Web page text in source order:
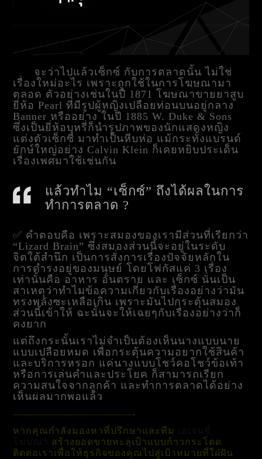
จะว่าไปแล้วเซ็กซ์ กับการตลาดนั้น ไม่ใช่
เรื่องใหม่อะไร เพราะถูกใช้ในการโฆษณามา
ตลอด ตัวอย่างเช่นในปี 1871 โฆษณาขายยาสูบ
ยี่ห้อ Pearl ที่มีรูปผู้หญิงเปลือยท่อนบนอยู่กลาง
Banner หรืออย่าง ในปี 1885 W. Duke & Sons
ซึ่งเป็นยี่ห้อบุหรี่ก็นำรูปภาพของนักแสดงหญิง
แต่งตัวเซ็กซี่ มาทำเป็นหีบห่อ แม้กระทั้งแบรนด์
ยักษ์ใหญ่อย่าง Calvin Klein ก็เคยหยิบประเด็น
เรื่องเพศมาใช้เช่นกัน
แล้วทำไม “เซ็กซ์” ถึงได้ผลในการ
ทำการตลาด ?
✅ คำตอบคือ เพราะสมองของเรามีส่วนที่เรียกว่า
“Lizard Brain” ซึ่งสมองส่วนนี้จะอยู่ในระดับ
จิตใต้สำนึก เป็นการสั่งการเรื่องปัจจัยหลักใน
การดำรงอยู่ของมนุษย์ โดยโฟกัสแค่ 3 เรื่อง
เท่านั้นคือ อาหาร อันตราย และ เซ็กซ์ นั่นเป็น
สาเหตุว่าทำไมข้อความเกี่ยวกับเรื่องอย่างว่ามัน
ทรงพลังซะเหลือเกิน เพราะมันไปกระตุ้นสมอง
ส่วนนี้เข้าให้ ฉะนั้นจะให้เฉยๆกับเรื่องอย่างว่าก็
คงยาก
แต่ถึงกระนั้นเราไม่จำเป็นต้องเห็นนางแบบนาย
แบบเปลือยหมด เพื่อกระตุ้นความอยากใช้สินค้า
และบริการหรอก แค่นางแบบโชว์คอโชว์ข้อเท้า
หรือการเล่นคำและประโยค ก็สามารถเรียก
ความสนใจจากลูกค้า และทำการตลาดได้อย่าง
เห็นผลมากพอแล้ว
————————————-
หากคุณกำลังมองหาที่ปรึกษาและทีม
สร้างยอดขายทะลุเป้าแบบก้าวกระโดด
ติดต่อเราเพื่อให้ธุรกิจของคุณไปสู่เป้าหมายที่ใฝ่ฝัน